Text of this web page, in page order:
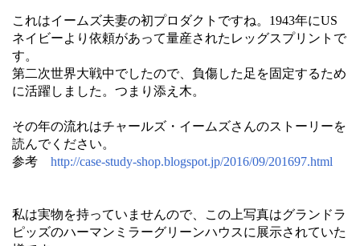
これはイームズ夫妻の初プロダクトですね。1943年にUS
ネイビーより依頼があって量産されたレッグスプリントで
す。
第二次世界大戦中でしたので、負傷した足を固定するため
に活躍しました。つまり添え木。
その年の流れはチャールズ・イームズさんのストーリーを
読んでください。
参考 http://case-study-shop.blogspot.jp/2016/09/201697.html
私は実物を持っていませんので、この上写真はグランドラ
ピッズのハーマンミラーグリーンハウスに展示されていた